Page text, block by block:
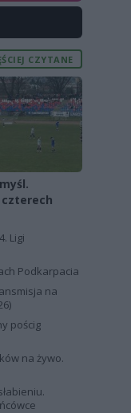
CZYTANE
czterech
Ligi
Podkarpacia
na
pościg
na żywo.